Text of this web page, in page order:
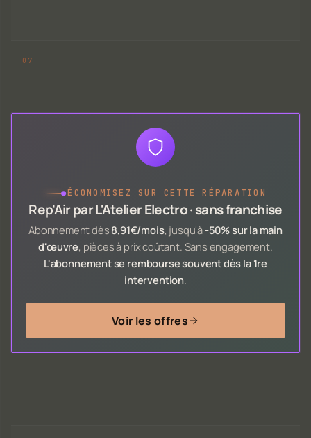
●ÉCONOMISEZ SUR CETTE RÉPARATION
Rep'Air par L'Atelier Electro · sans franchise
Abonnement dès 8,91€/mois, jusqu'à -50% sur la main
d'œuvre, pièces à prix coûtant. Sans engagement.
L'abonnement se rembourse souvent dès la 1re
intervention.
Voir les offres